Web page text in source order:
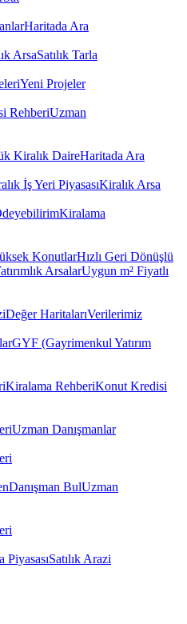
Haritada Ara
ArsaSatılık Tarla
Yeni Projeler
RehberiUzman
Kiralık DaireHaritada Ara
İş Yeri PiyasasıKiralık Arsa
Kiralama
KonutlarHızlı Geri Dönüşlü
ArsalarUygun m² Fiyatlı
Değer HaritalarıVerilerimiz
GYF (Gayrimenkul Yatırım
Kiralama RehberiKonut Kredisi
Uzman Danışmanlar
Danışman BulUzman
PiyasasıSatılık Arazi